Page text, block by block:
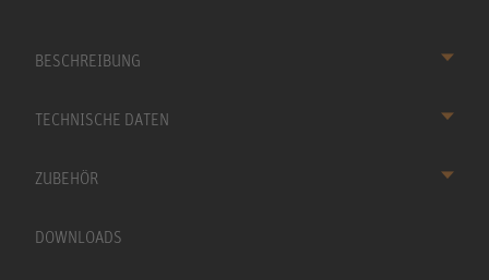
BESCHREIBUNG
TECHNISCHE DATEN
ZUBEHÖR
DOWNLOADS